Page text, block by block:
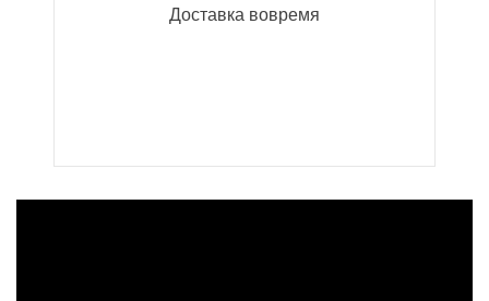
Доставка вовремя